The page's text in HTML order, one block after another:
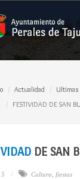
Actualidad
Ultimas
FESTIVIDAD DE SAN
DE SAN
Cultura
fiestas